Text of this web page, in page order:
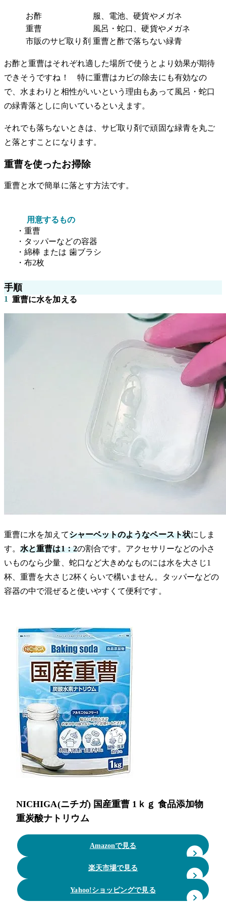
お酢
服、電池、硬貨やメガネ
重曹
風呂・蛇口、硬貨やメガネ
市販のサビ取り剤 重曹と酢で落ちない緑青
お酢と重曹はそれぞれ適した場所で使うとより効果が期待
できそうですね！ 特に重曹はカビの除去にも有効なの
で、水まわりと相性がいいという理由もあって風呂・蛇口
の緑青落としに向いているといえます。
それでも落ちないときは、サビ取り剤で頑固な緑青を丸ご
と落とすことになります。
重曹を使ったお掃除
重曹と水で簡単に落とす方法です。
用意するもの
・重曹
・タッパーなどの容器
・綿棒 または 歯ブラシ
・布2枚
手順
1 重曹に水を加える
重曹に水を加えてシャーベットのようなペースト状にしま
す。水と重曹は1：2の割合です。アクセサリーなどの小さ
いものなら少量、蛇口など大きめなものには水を大さじ1
杯、重曹を大さじ2杯くらいで構いません。タッパーなどの
容器の中で混ぜると使いやすくて便利です。
NICHIGA(ニチガ) 国産重曹 1ｋｇ 食品添加物
重炭酸ナトリウム
Amazonで見る
楽天市場で見る
Yahoo!ショッピングで見る